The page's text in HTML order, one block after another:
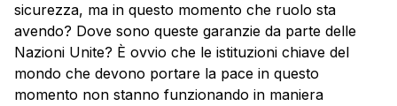
sicurezza, ma in questo momento che ruolo sta
avendo? Dove sono queste garanzie da parte delle
Nazioni Unite? È ovvio che le istituzioni chiave del
mondo che devono portare la pace in questo
momento non stanno funzionando in maniera